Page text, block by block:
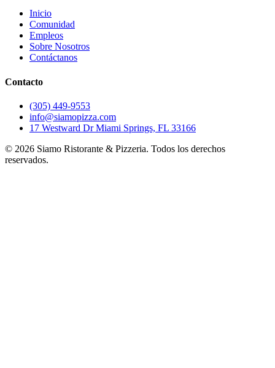
Inicio
Comunidad
Empleos
Sobre Nosotros
Contáctanos
Contacto
(305) 449-9553
info@siamopizza.com
17 Westward Dr Miami Springs, FL 33166
© 2026 Siamo Ristorante & Pizzeria. Todos los derechos
reservados.